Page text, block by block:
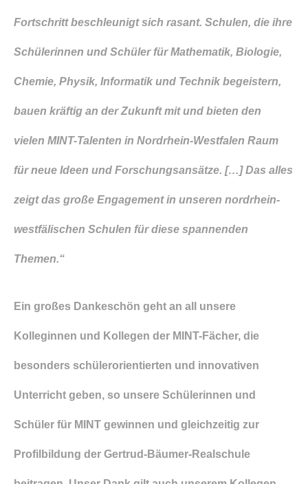
Fortschritt beschleunigt sich rasant. Schulen, die ihre
Schülerinnen und Schüler für Mathematik, Biologie,
Chemie, Physik, Informatik und Technik begeistern,
bauen kräftig an der Zukunft mit und bieten den
vielen MINT-Talenten in Nordrhein-Westfalen Raum
für neue Ideen und Forschungsansätze. […] Das alles
zeigt das große Engagement in unseren nordrhein-
westfälischen Schulen für diese spannenden
Themen.“
Ein großes Dankeschön geht an all unsere
Kolleginnen und Kollegen der MINT-Fächer, die
besonders schülerorientierten und innovativen
Unterricht geben, so unsere Schülerinnen und
Schüler für MINT gewinnen und gleichzeitig zur
Profilbildung der Gertrud-Bäumer-Realschule